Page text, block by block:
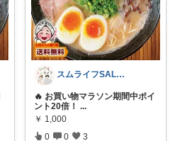
スムライフSALE情報✨
🔥 お買い物マラソン期間中ポイ
ント20倍！ ...
￥ 1,000
0 0 3